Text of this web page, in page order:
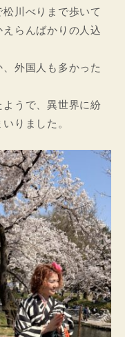
川べりまで歩いて
らんばかりの人込
外国人も多かった
うで、異世界に紛
りました。